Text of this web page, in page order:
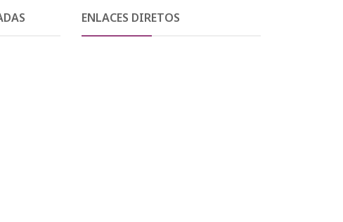
ENLACES DIRETOS